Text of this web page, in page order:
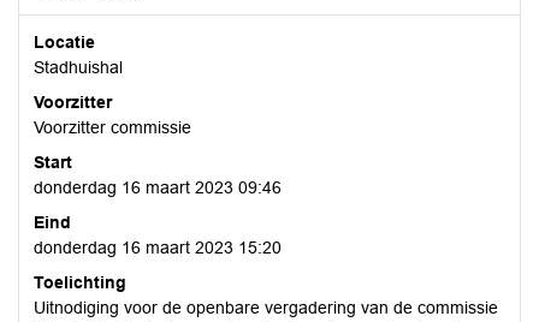
Locatie
Stadhuishal
Voorzitter
Voorzitter commissie
Start
donderdag 16 maart 2023 09:46
Eind
donderdag 16 maart 2023 15:20
Toelichting
Uitnodiging voor de openbare vergadering van de commissie